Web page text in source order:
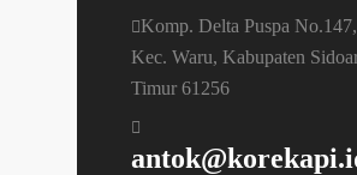
Komp. Delta Puspa
Kec. Waru, Kabupaten
Timur 61256